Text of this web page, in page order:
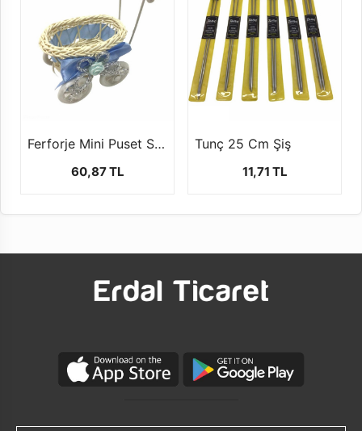
Ferforje Mini Puset Sepet (1 Paket- 10 Adet) PST01
60,87 TL
Tunç 25 Cm Şiş
11,71 TL